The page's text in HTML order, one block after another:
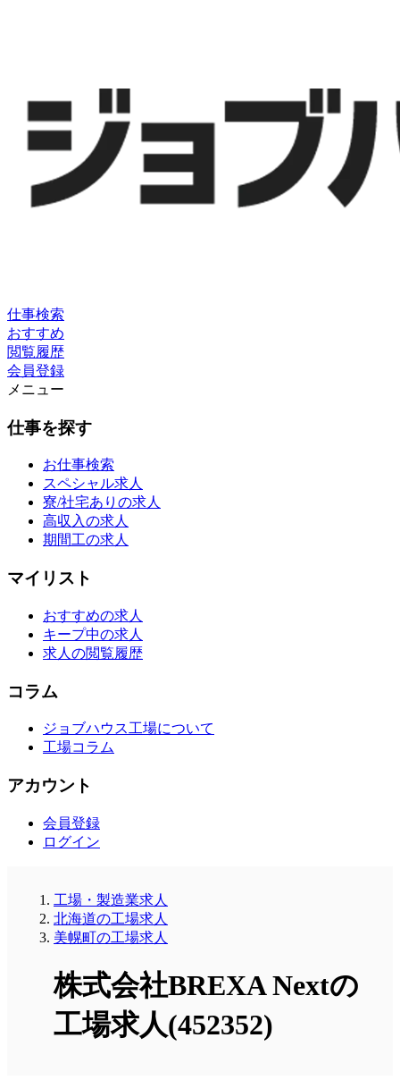
仕事検索
おすすめ
閲覧履歴
会員登録
メニュー
仕事を探す
お仕事検索
スペシャル求人
寮/社宅ありの求人
高収入の求人
期間工の求人
マイリスト
おすすめの求人
キープ中の求人
求人の閲覧履歴
コラム
ジョブハウス工場について
工場コラム
アカウント
会員登録
ログイン
工場・製造業求人
北海道の工場求人
美幌町の工場求人
株式会社BREXA Nextの
工場求人(452352)